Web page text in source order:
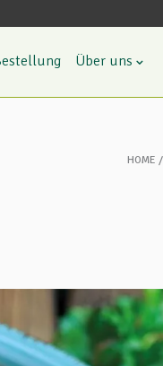
Über uns
HOME